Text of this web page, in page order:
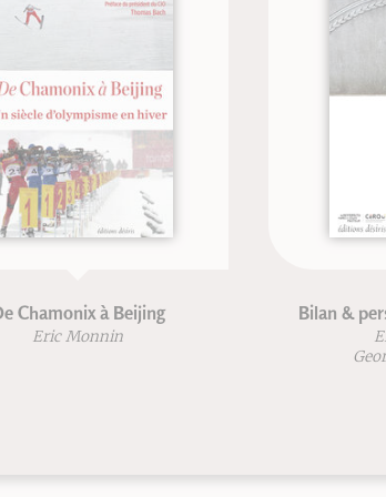
Chamonix à Beijing
Eric Monnin
Bilan &